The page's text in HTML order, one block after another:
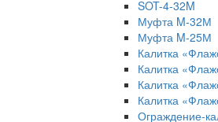
SOT-4-32M
Муфта M-32М
Муфта M-25М
Калитка
Калитка
Калитка
Калитка
Ограждение-